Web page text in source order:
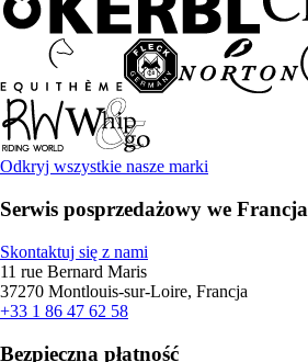
Odkryj wszystkie nasze marki
Serwis posprzedażowy we Francja
Skontaktuj się z nami
11 rue Bernard Maris
37270 Montlouis-sur-Loire, Francja
+33 1 86 47 62 58
Bezpieczna płatność